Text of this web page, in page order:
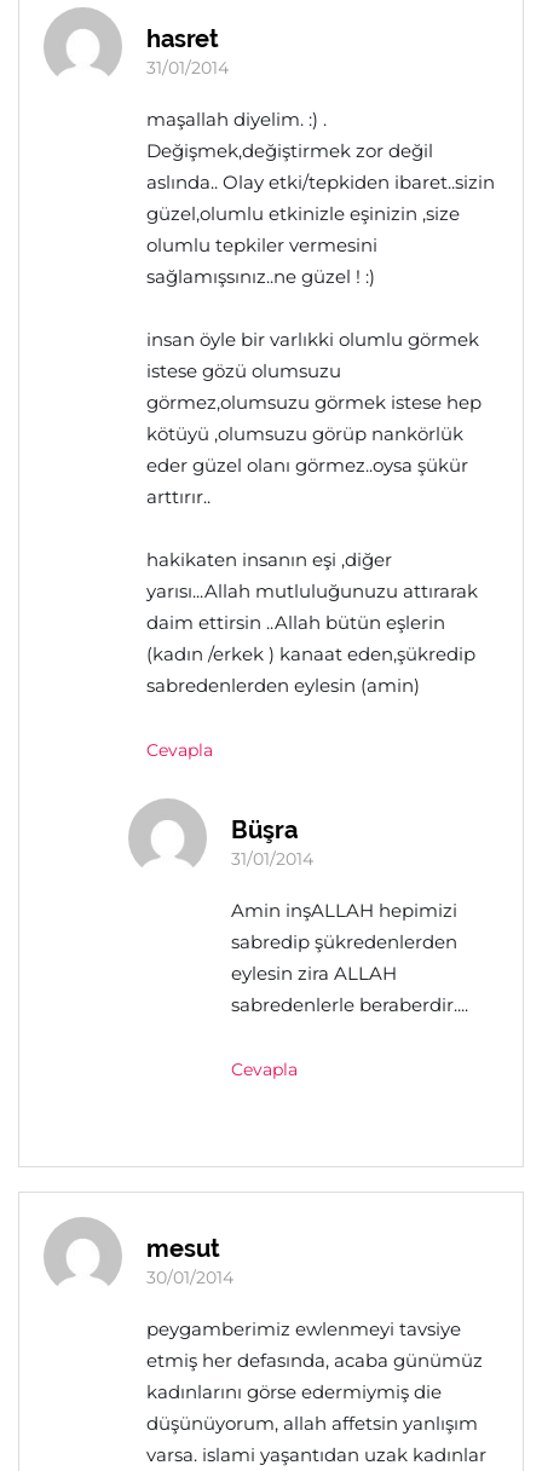
hasret
31/01/2014
maşallah diyelim. :) .
Değişmek,değiştirmek zor değil
aslında.. Olay etki/tepkiden ibaret..sizin
güzel,olumlu etkinizle eşinizin ,size
olumlu tepkiler vermesini
sağlamışsınız..ne güzel ! :)
insan öyle bir varlıkki olumlu görmek
istese gözü olumsuzu
görmez,olumsuzu görmek istese hep
kötüyü ,olumsuzu görüp nankörlük
eder güzel olanı görmez..oysa şükür
arttırır..
hakikaten insanın eşi ,diğer
yarısı...Allah mutluluğunuzu attırarak
daim ettirsin ..Allah bütün eşlerin
(kadın /erkek ) kanaat eden,şükredip
sabredenlerden eylesin (amin)
Cevapla
Büşra
31/01/2014
Amin inşALLAH hepimizi
sabredip şükredenlerden
eylesin zira ALLAH
sabredenlerle beraberdir....
Cevapla
mesut
30/01/2014
peygamberimiz ewlenmeyi tavsiye
etmiş her defasında, acaba günümüz
kadınlarını görse edermiymiş die
düşünüyorum, allah affetsin yanlışım
varsa. islami yaşantıdan uzak kadınlar